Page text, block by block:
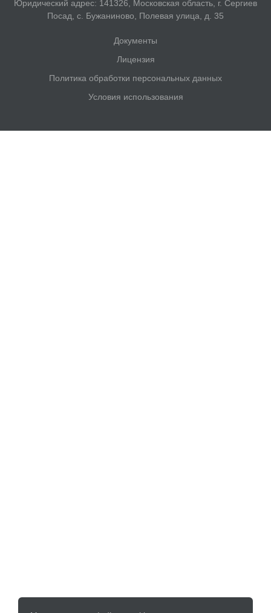
Юридический адрес: 141326, Московская область, г. Сергиев
Посад, с. Бужаниново, Полевая улица, д. 35
Документы
Лицензия
Политика обработки персональных данных
Условия использования